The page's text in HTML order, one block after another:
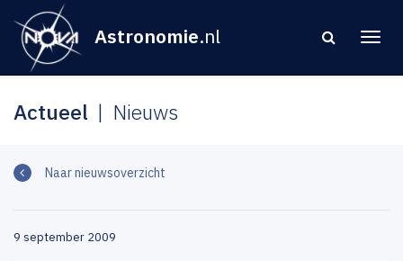
Astronomie.nl
Actueel Nieuws
Naar nieuwsoverzicht
9 september 2009